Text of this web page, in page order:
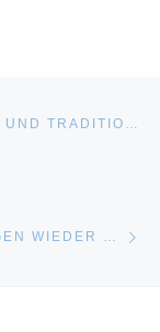
WIR PRÄSENTIEREN DIE MUSEUMS- UND TRADITIONSSCHIFFE ZUM 835. HAFENGEBURTSTAG 2024
DIE DÖNS WIRD FÜR VERANSTALTUNGEN WIEDER FIT GEMACHT